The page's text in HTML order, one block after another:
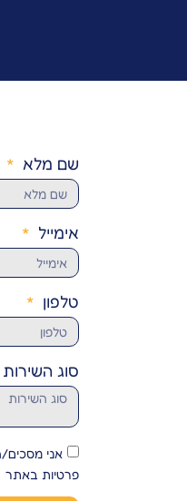
שם מלא
אימייל
טלפון
סוג השירות
אני
פרטיות באתר